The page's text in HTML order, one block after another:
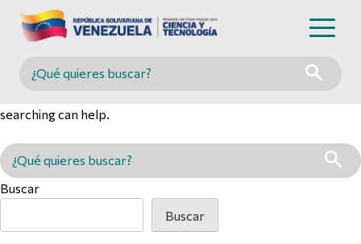
Buscar en MINCYT
searching can help.
Buscar en MINCYT
Buscar
Buscar